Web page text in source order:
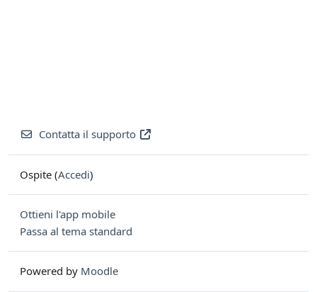
Contatta il supporto
Ospite (Accedi)
Ottieni l'app mobile
Passa al tema standard
Powered by Moodle